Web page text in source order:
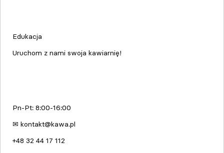
Edukacja
Uruchom z nami swoja kawiarnię!
Pn-Pt: 8:00-16:00
✉ kontakt@kawa.pl
+48 32 44 17 112